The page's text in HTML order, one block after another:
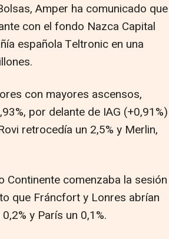
Amper ha comunicado que
con el fondo Nazca Capital
española Teltronic en una
con mayores ascensos,
por delante de IAG (+0,91%)
retrocedía un 2,5% y Merlin,
Continente comenzaba la sesión
que Fráncfort y Lonres abrían
y París un 0,1%.